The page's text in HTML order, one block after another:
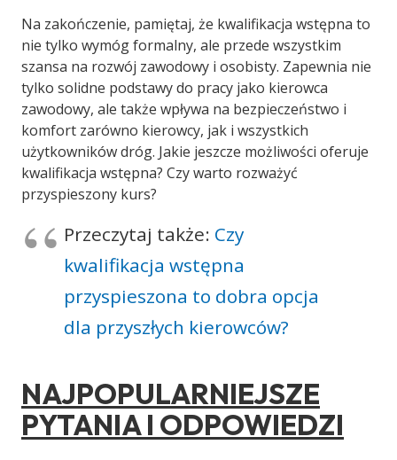
Na zakończenie, pamiętaj, że kwalifikacja wstępna to
nie tylko wymóg formalny, ale przede wszystkim
szansa na rozwój zawodowy i osobisty. Zapewnia nie
tylko solidne podstawy do pracy jako kierowca
zawodowy, ale także wpływa na bezpieczeństwo i
komfort zarówno kierowcy, jak i wszystkich
użytkowników dróg. Jakie jeszcze możliwości oferuje
kwalifikacja wstępna? Czy warto rozważyć
przyspieszony kurs?
Przeczytaj także: Czy
kwalifikacja wstępna
przyspieszona to dobra opcja
dla przyszłych kierowców?
NAJPOPULARNIEJSZE
PYTANIA I ODPOWIEDZI